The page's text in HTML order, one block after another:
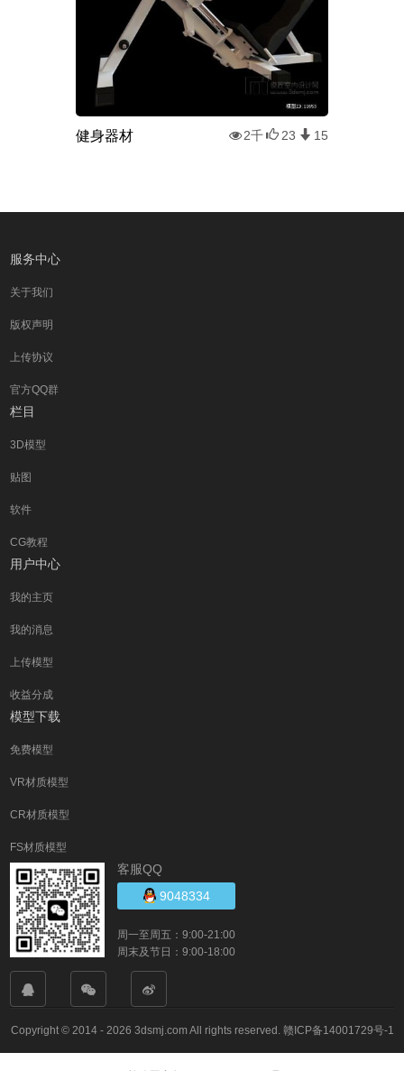
健身器材 2千 23 15
服务中心
关于我们
版权声明
上传协议
官方QQ群
栏目
3D模型
贴图
软件
CG教程
用户中心
我的主页
我的消息
上传模型
收益分成
模型下载
免费模型
VR材质模型
CR材质模型
FS材质模型
客服QQ
9048334
周一至周五：9:00-21:00
周末及节日：9:00-18:00
Copyright © 2014 - 2026 3dsmj.com All rights reserved. 赣ICP备14001729号-1